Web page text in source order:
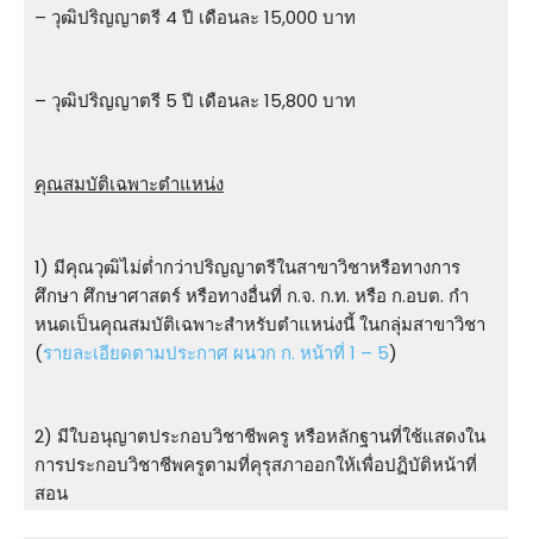
– วุฒิปริญญาตรี 4 ปี เดือนละ 15,000 บาท
– วุฒิปริญญาตรี 5 ปี เดือนละ 15,800 บาท
คุณสมบัติเฉพาะตำแหน่ง
1) มีคุณวุฒิไม่ต่ำกว่าปริญญาตรีในสาขาวิชาหรือทางการ
ศึกษา ศึกษาศาสตร์ หรือทางอื่นที่ ก.จ. ก.ท. หรือ ก.อบต. กํา
หนดเป็นคุณสมบัติเฉพาะสําหรับตําแหน่งนี้ ในกลุ่มสาขาวิชา
(รายละเอียดตามประกาศ ผนวก ก. หน้าที่ 1 – 5)
2) มีใบอนุญาตประกอบวิชาชีพครู หรือหลักฐานที่ใช้แสดงใน
การประกอบวิชาชีพครูตามที่คุรุสภาออกให้เพื่อปฏิบัติหน้าที่
สอน